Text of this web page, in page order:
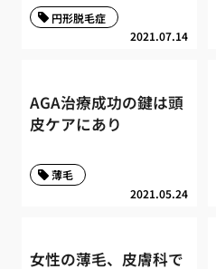
2021.07.14
円形脱毛症
AGA治療成功の鍵は頭
皮ケアにあり
2021.05.24
薄毛
女性の薄毛、皮膚科で